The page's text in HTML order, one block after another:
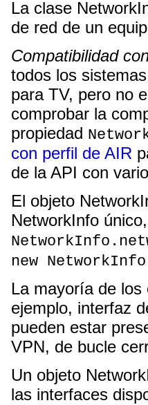
La clase
de red de un
Compatibilidad
todos los
para TV, pero no
comprobar la
propiedad
con perfil de AIR
de la API con
El objeto
NetworkInfo
new
La mayoría de
ejemplo, interfaz
pueden estar
VPN, de bucle
Un objeto
las interfaces